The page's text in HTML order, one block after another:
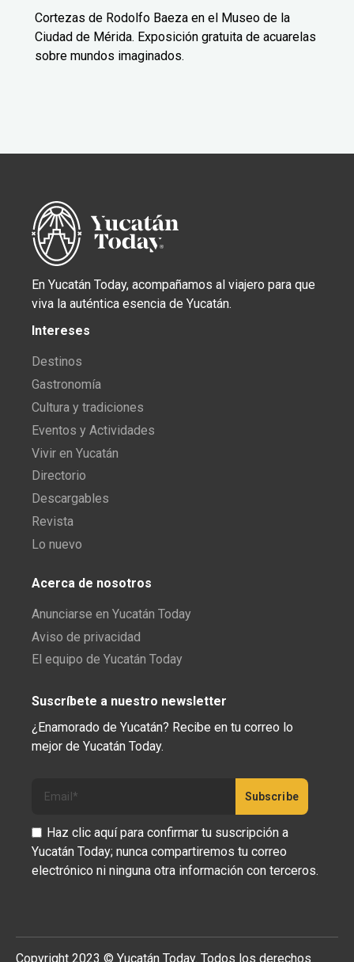
Cortezas de Rodolfo Baeza en el Museo de la
Ciudad de Mérida. Exposición gratuita de acuarelas
sobre mundos imaginados.
En Yucatán Today, acompañamos al viajero para que
viva la auténtica esencia de Yucatán.
Intereses
Destinos
Gastronomía
Cultura y tradiciones
Eventos y Actividades
Vivir en Yucatán
Directorio
Descargables
Revista
Lo nuevo
Acerca de nosotros
Anunciarse en Yucatán Today
Aviso de privacidad
El equipo de Yucatán Today
Suscríbete a nuestro newsletter
¿Enamorado de Yucatán? Recibe en tu correo lo
mejor de Yucatán Today.
Haz clic aquí para confirmar tu suscripción a
Yucatán Today; nunca compartiremos tu correo
electrónico ni ninguna otra información con terceros.
Copyright 2023 © Yucatán Today. Todos los derechos